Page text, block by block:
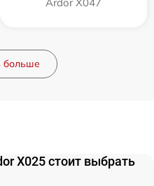
больше
X025 стоит выбрать